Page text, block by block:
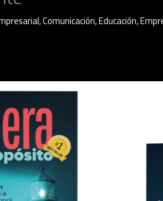
,Comunicación,Educación,